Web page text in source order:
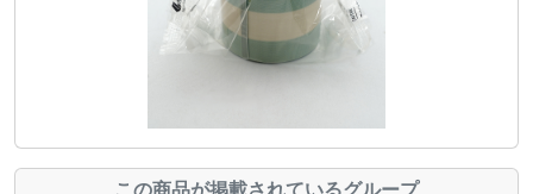
この商品が掲載されているグループ